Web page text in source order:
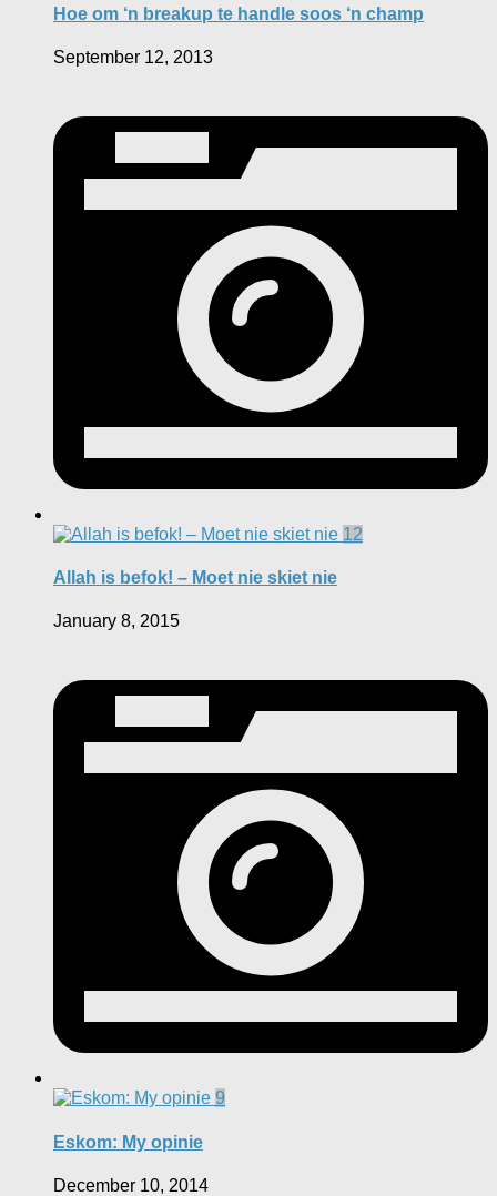
Hoe om ‘n breakup te handle soos ‘n champ
September 12, 2013
12
Allah is befok! – Moet nie skiet nie
January 8, 2015
9
Eskom: My opinie
December 10, 2014